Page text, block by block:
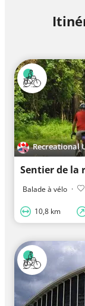
Recreational
Sentier de la
Balade à vélo ·
10,8 km